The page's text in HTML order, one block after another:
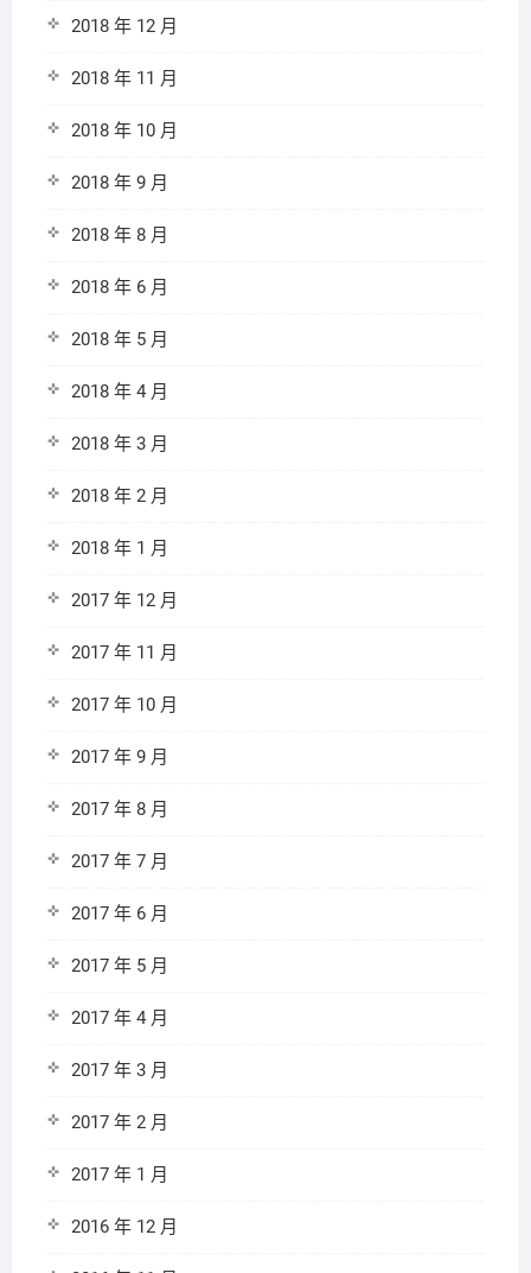
2018 年 12 月
2018 年 11 月
2018 年 10 月
2018 年 9 月
2018 年 8 月
2018 年 6 月
2018 年 5 月
2018 年 4 月
2018 年 3 月
2018 年 2 月
2018 年 1 月
2017 年 12 月
2017 年 11 月
2017 年 10 月
2017 年 9 月
2017 年 8 月
2017 年 7 月
2017 年 6 月
2017 年 5 月
2017 年 4 月
2017 年 3 月
2017 年 2 月
2017 年 1 月
2016 年 12 月